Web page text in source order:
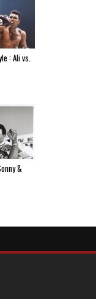
: Ali vs.
&